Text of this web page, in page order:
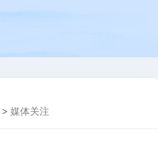
> 媒体关注